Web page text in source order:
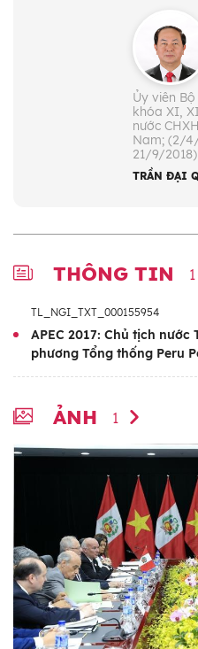
Ủy viên
khóa XI,
nước
Nam; (2/
21/9/2018)
TRẦN ĐẠI
THÔNG TIN 1
TL_NGI_TXT_000155954
APEC 2017: Chủ tịch
phương Tổng thống Peru
ẢNH 1